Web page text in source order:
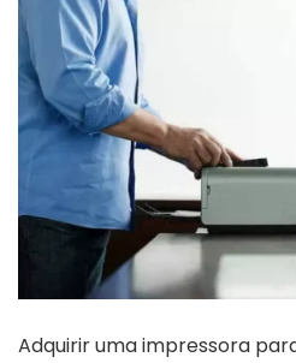
Adquirir uma impressora